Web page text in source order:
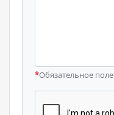
*Обязательное поле